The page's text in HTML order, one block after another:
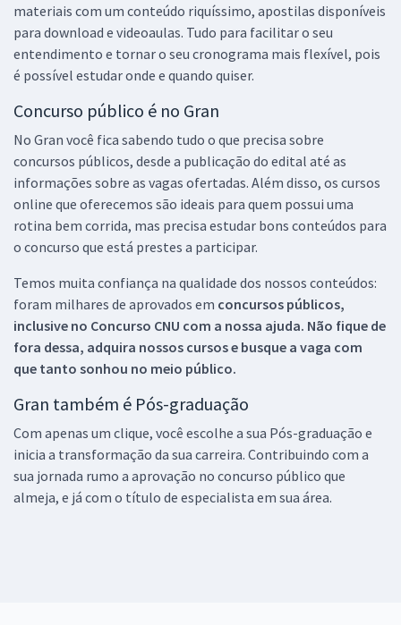
materiais com um conteúdo riquíssimo, apostilas disponíveis
para download e videoaulas. Tudo para facilitar o seu
entendimento e tornar o seu cronograma mais flexível, pois
é possível estudar onde e quando quiser.
Concurso público é no Gran
No Gran você fica sabendo tudo o que precisa sobre
concursos públicos, desde a publicação do edital até as
informações sobre as vagas ofertadas. Além disso, os cursos
online que oferecemos são ideais para quem possui uma
rotina bem corrida, mas precisa estudar bons conteúdos para
o concurso que está prestes a participar.
Temos muita confiança na qualidade dos nossos conteúdos:
foram milhares de aprovados em concursos públicos,
inclusive no Concurso CNU com a nossa ajuda. Não fique de
fora dessa, adquira nossos cursos e busque a vaga com
que tanto sonhou no meio público.
Gran também é Pós-graduação
Com apenas um clique, você escolhe a sua Pós-graduação e
inicia a transformação da sua carreira. Contribuindo com a
sua jornada rumo a aprovação no concurso público que
almeja, e já com o título de especialista em sua área.